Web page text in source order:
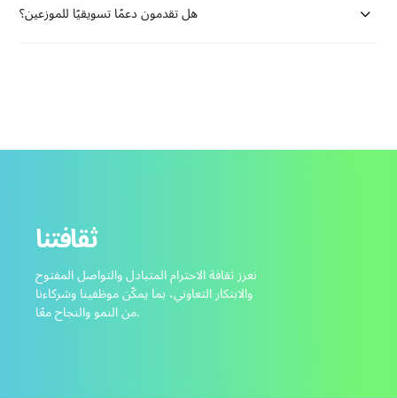
هل تقدمون دعمًا تسويقيًا للموزعين؟
ثقافتنا
نعزز ثقافة الاحترام المتبادل والتواصل المفتوح
والابتكار التعاوني، بما يمكّن موظفينا وشركاءنا
من النمو والنجاح معًا.